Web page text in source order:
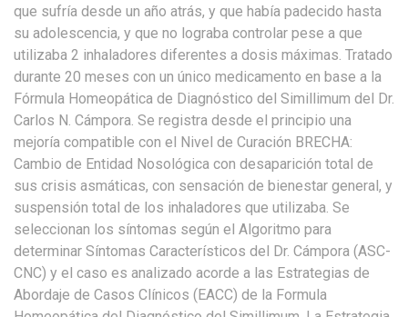
que sufría desde un año atrás, y que había padecido hasta
su adolescencia, y que no lograba controlar pese a que
utilizaba 2 inhaladores diferentes a dosis máximas. Tratado
durante 20 meses con un único medicamento en base a la
Fórmula Homeopática de Diagnóstico del Simillimum del Dr.
Carlos N. Cámpora. Se registra desde el principio una
mejoría compatible con el Nivel de Curación BRECHA:
Cambio de Entidad Nosológica con desaparición total de
sus crisis asmáticas, con sensación de bienestar general, y
suspensión total de los inhaladores que utilizaba. Se
seleccionan los síntomas según el Algoritmo para
determinar Síntomas Característicos del Dr. Cámpora (ASC-
CNC) y el caso es analizado acorde a las Estrategias de
Abordaje de Casos Clínicos (EACC) de la Formula